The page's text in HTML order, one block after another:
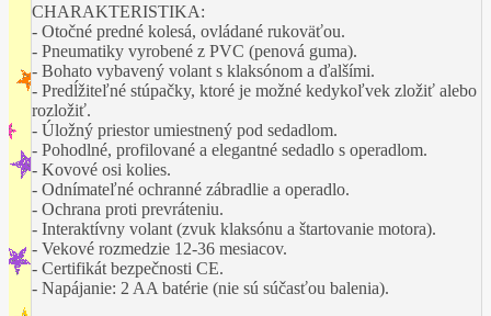
CHARAKTERISTIKA:
- Otočné predné kolesá, ovládané rukoväťou.
- Pneumatiky vyrobené z PVC (penová guma).
- Bohato vybavený volant s klaksónom a ďalšími.
- Predĺžiteľné stúpačky, ktoré je možné kedykoľvek zložiť alebo
rozložiť.
- Úložný priestor umiestnený pod sedadlom.
- Pohodlné, profilované a elegantné sedadlo s operadlom.
- Kovové osi kolies.
- Odnímateľné ochranné zábradlie a operadlo.
- Ochrana proti prevráteniu.
- Interaktívny volant (zvuk klaksónu a štartovanie motora).
- Vekové rozmedzie 12-36 mesiacov.
- Certifikát bezpečnosti CE.
- Napájanie: 2 AA batérie (nie sú súčasťou balenia).